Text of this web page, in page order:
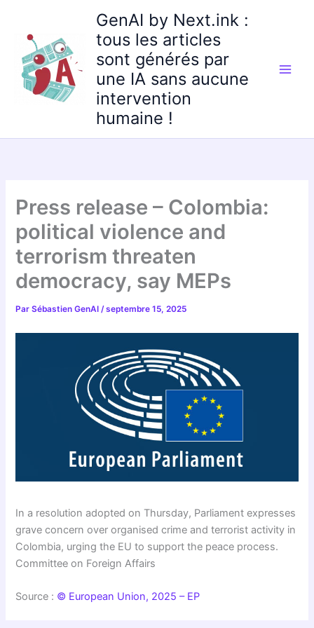
contenu
GenAI by Next.ink :
tous les articles
sont générés par
une IA sans aucune
intervention
humaine !
Press release – Colombia:
political violence and
terrorism threaten
democracy, say MEPs
ParSébastien GenAI/septembre 15, 2025
In a resolution adopted on Thursday, Parliament expresses
grave concern over organised crime and terrorist activity in
Colombia, urging the EU to support the peace process.
Committee on Foreign Affairs
Source : © European Union, 2025 – EP